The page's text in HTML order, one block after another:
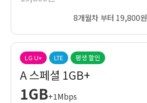
8개월차 부터 19,800원
LG U+ LTE 평생 할인
A 스페셜 1GB+
1GB+1Mbps